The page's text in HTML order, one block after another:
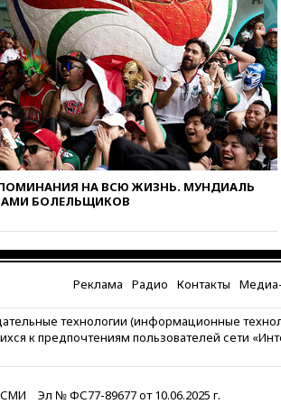
01:35Мигрант погиб при
попытке попасть из Марокко в
Сеуту на параплане
00:30FT: ЕС не готов принять в
блок Украину из-за уровня
коррупции
вчера, 23:35 Лукашенко
объяснил экономическую
выгоду безвизового режима с
ЕС
вчера, 22:59
ресторана «Армения» в
скульптуру балерины
вчера, 22:45Литовец
протаранил погранпункт при
попытке попасть в Россию
анонсировал скорое
огня США и Ирана
НА ВСЮ ЖИЗНЬ. МУНДИАЛЬ
БОЛЕЛЬЩИКОВ
Реклама Радио Контакты
технологии (информационные
к предпочтениям пользователей сети
СМИ Эл № ФС77-89677 от 10.06.2025 г.